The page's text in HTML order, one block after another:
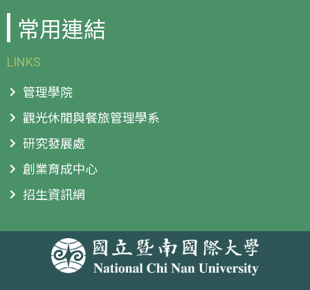
常用連結
LINKS
管理學院
觀光休閒與餐旅管理學系
研究發展處
創業育成中心
招生資訊網